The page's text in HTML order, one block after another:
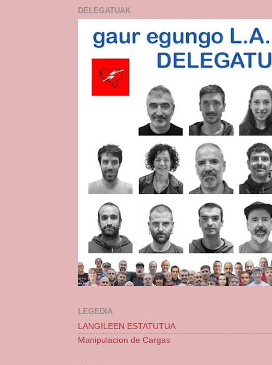
DELEGATUAK
LEGEDIA
LANGILEEN ESTATUTUA
Manipulacion de Cargas